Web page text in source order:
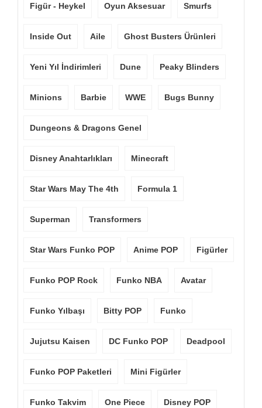
Figür - Heykel Oyun Aksesuar Smurfs
Inside Out Aile Ghost Busters Ürünleri
Yeni Yıl İndirimleri Dune Peaky Blinders
Minions Barbie WWE Bugs Bunny
Dungeons & Dragons Genel
Disney Anahtarlıkları Minecraft
Star Wars May The 4th Formula 1
Superman Transformers
Star Wars Funko POP Anime POP Figürler
Funko POP Rock Funko NBA Avatar
Funko Yılbaşı Bitty POP Funko
Jujutsu Kaisen DC Funko POP Deadpool
Funko POP Paketleri Mini Figürler
Funko Takvim One Piece Disney POP